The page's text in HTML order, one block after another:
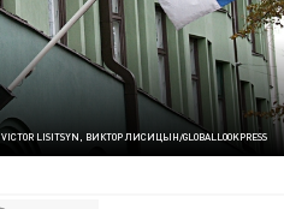
VICTOR LISITSYN, ВИКТОР ЛИСИЦЫН/GLOBALLOOKPRESS